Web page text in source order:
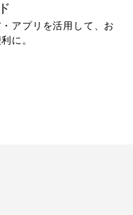
アプリを活用して、お
に。